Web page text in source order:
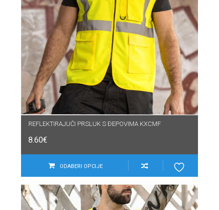
REFLEKTIRAJUĆI PRSLUK S ĐEPOVIMA KXCMF
8.60€
ODABERI OPCIJE